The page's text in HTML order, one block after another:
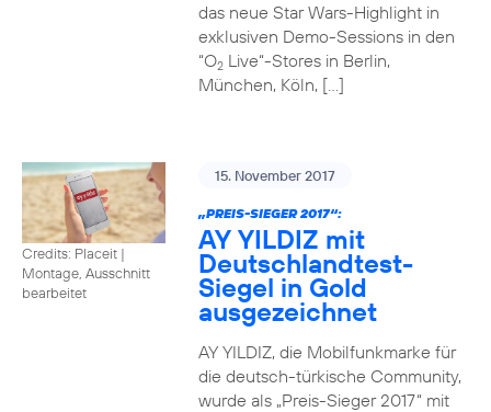
das neue Star Wars-Highlight in
exklusiven Demo-Sessions in den
“O2Live“-Stores in Berlin,
München, Köln, […]
Credits: Placeit |
Montage, Ausschnitt
bearbeitet
15. November 2017
„PREIS-SIEGER 2017“:
AY YILDIZ mit
Deutschlandtest-
Siegel in Gold
ausgezeichnet
AY YILDIZ, die Mobilfunkmarke für
die deutsch-türkische Community,
wurde als „Preis-Sieger 2017“ mit